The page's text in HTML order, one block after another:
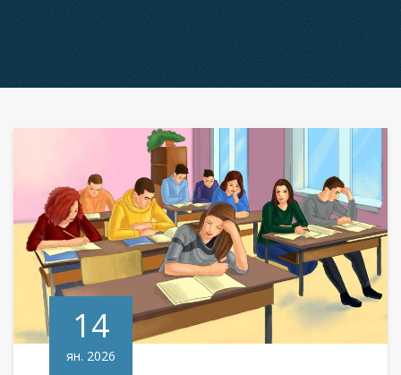
14
ян. 2026